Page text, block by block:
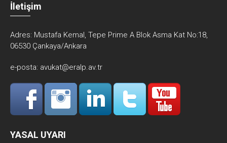
İletişim
Adres: Mustafa Kemal, Tepe Prime A Blok Asma Kat No:18,
06530 Çankaya/Ankara
e-posta: avukat@eralp.av.tr
YASAL UYARI